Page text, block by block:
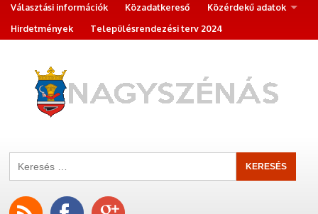
Választási információk
Közadatkereső
Közérdekű adatok
Hirdetmények
Településrendezési terv 2024